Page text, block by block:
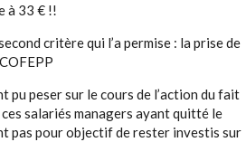
à 33 € !!
critère qui l’a permise : la prise de
pu peser sur le cours de l’action du fait
salariés managers ayant quitté le
pas pour objectif de rester investis sur